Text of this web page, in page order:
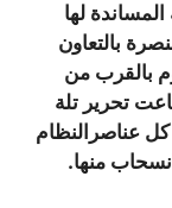
لها
بالتعاون
بالقرب من
تحرير تلة
عناصرالنظام
منها.